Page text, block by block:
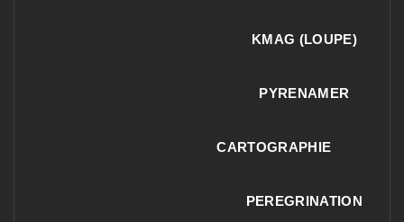
KMAG (LOUPE)
PYRENAMER
CARTOGRAPHIE
PEREGRINATION